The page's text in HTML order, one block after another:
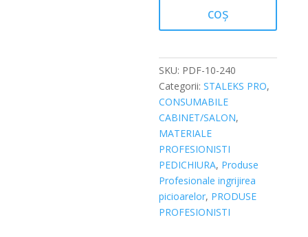
10mm,
granulatie
240,
PDF-
10-
240
coș
SKU: PDF-10-240
Categorii:STALEKS PRO,
CONSUMABILE
CABINET/SALON,
MATERIALE
PROFESIONISTI
PEDICHIURA, Produse
Profesionale ingrijirea
picioarelor, PRODUSE
PROFESIONISTI